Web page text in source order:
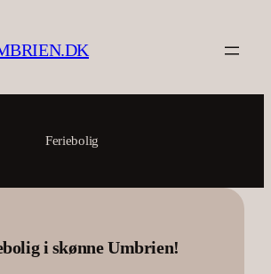
Feriebolig
i skønne Umbrien!